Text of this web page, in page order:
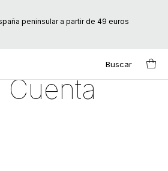
peninsular a partir de 49 euros
Buscar
Cuenta